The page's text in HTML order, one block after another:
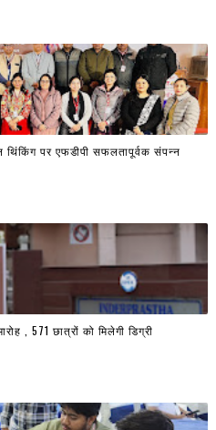
पर एफडीपी सफलतापूर्वक संपन्न
, 571 छात्रों को मिलेगी डिग्री